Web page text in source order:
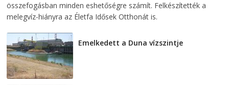
összefogásban minden eshetőségre számít. Felkészítették a
melegvíz-hiányra az Életfa Idősek Otthonát is.
Emelkedett a Duna vízszintje